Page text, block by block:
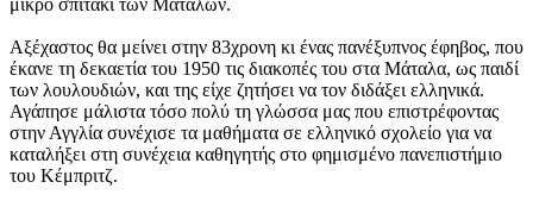
μικρό σπιτάκι των Ματάλων.
Αξέχαστος θα μείνει στην 83χρονη κι ένας πανέξυπνος έφηβος, που
έκανε τη δεκαετία του 1950 τις διακοπές του στα Μάταλα, ως παιδί
των λουλουδιών, και της είχε ζητήσει να τον διδάξει ελληνικά.
Αγάπησε μάλιστα τόσο πολύ τη γλώσσα μας που επιστρέφοντας
στην Αγγλία συνέχισε τα μαθήματα σε ελληνικό σχολείο για να
καταλήξει στη συνέχεια καθηγητής στο φημισμένο πανεπιστήμιο
του Κέμπριτζ.